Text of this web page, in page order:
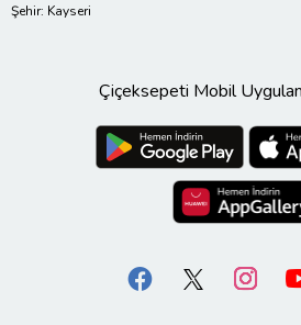
Şehir: Kayseri
Çiçeksepeti Mobil